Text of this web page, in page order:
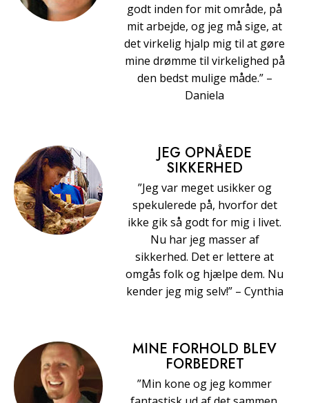
godt inden for mit område, på
mit arbejde, og jeg må sige, at
det virkelig hjalp mig til at gøre
mine drømme til virkelighed på
den bedst mulige måde.” –
Daniela
JEG OPNÅEDE
SIKKERHED
”Jeg var meget usikker og
spekulerede på, hvorfor det
ikke gik så godt for mig i livet.
Nu har jeg masser af
sikkerhed. Det er lettere at
omgås folk og hjælpe dem. Nu
kender jeg mig selv!” – Cynthia
MINE FORHOLD BLEV
FORBEDRET
”Min kone og jeg kommer